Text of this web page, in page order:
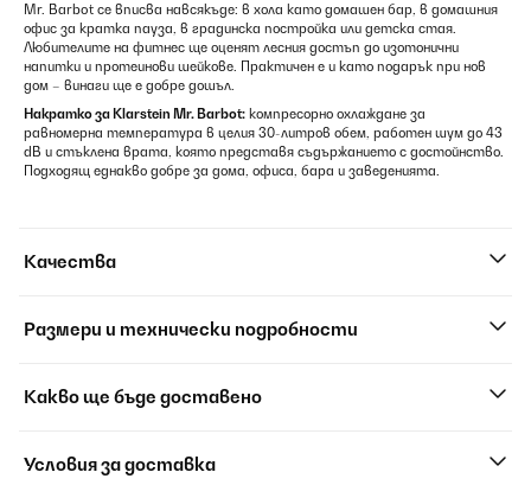
Mr. Barbot се вписва навсякъде: в хола като домашен бар, в домашния
офис за кратка пауза, в градинска постройка или детска стая.
Любителите на фитнес ще оценят лесния достъп до изотонични
напитки и протеинови шейкове. Практичен е и като подарък при нов
дом – винаги ще е добре дошъл.
Накратко за Klarstein Mr. Barbot: компресорно охлаждане за
равномерна температура в целия 30-литров обем, работен шум до 43
dB и стъклена врата, която представя съдържанието с достойнство.
Подходящ еднакво добре за дома, офиса, бара и заведенията.
Качества
Размери и технически подробности
Какво ще бъде доставено
Условия за доставка